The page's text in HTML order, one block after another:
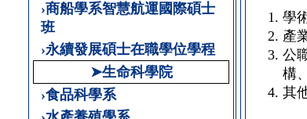
›商船學系智慧航運國際碩士
班
›永續發展碩士在職學位學程
➤生命科學院
›食品科學系
學
產
公
構
其